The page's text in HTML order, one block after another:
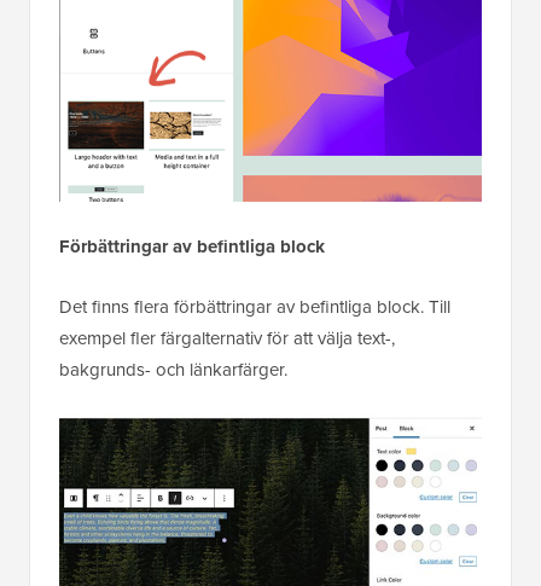
Förbättringar av befintliga block
Det finns flera förbättringar av befintliga block. Till
exempel fler färgalternativ för att välja text-,
bakgrunds- och länkarfärger.